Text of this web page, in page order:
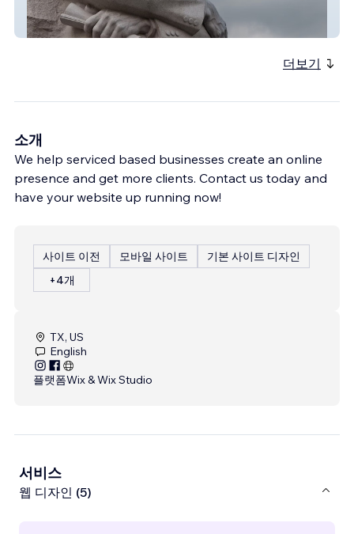
MLK FAME
더보기
소개
We help serviced based businesses create an online
presence and get more clients. Contact us today and
have your website up running now!
사이트 이전 모바일 사이트
기본 사이트 디자인
+4개
TX, US
English
플랫폼Wix & Wix Studio
서비스
웹 디자인 (5)